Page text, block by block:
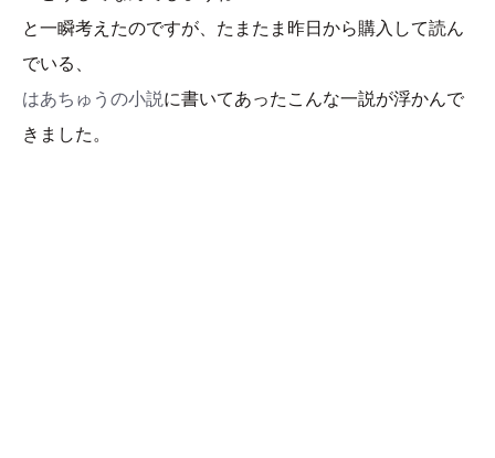
と一瞬考えたのですが、たまたま昨日から購入して読ん
でいる、
はあちゅうの小説に書いてあったこんな一説が浮かんで
きました。